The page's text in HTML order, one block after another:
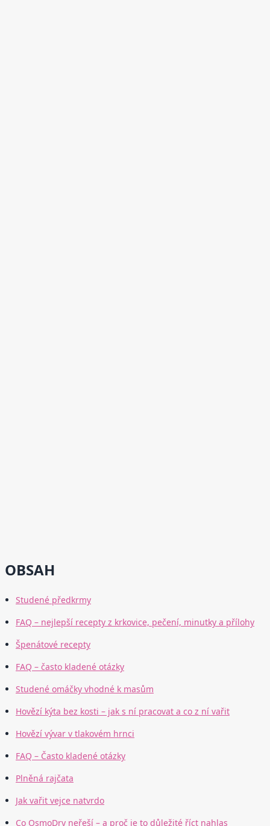
OBSAH
Studené předkrmy
FAQ – nejlepší recepty z krkovice, pečení, minutky a přílohy
Špenátové recepty
FAQ – často kladené otázky
Studené omáčky vhodné k masům
Hovězí kýta bez kosti – jak s ní pracovat a co z ní vařit
Hovězí vývar v tlakovém hrnci
FAQ – Často kladené otázky
Plněná rajčata
Jak vařit vejce natvrdo
Co OsmoDry neřeší – a proč je to důležité říct nahlas